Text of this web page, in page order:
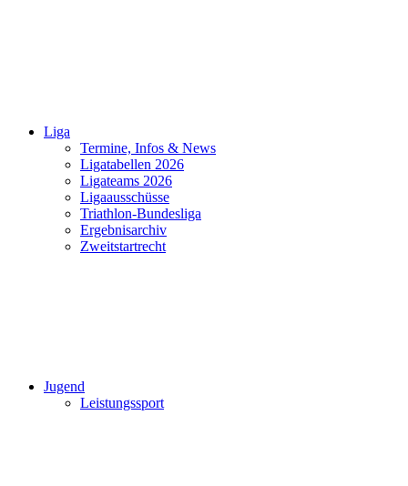
Liga
Termine, Infos & News
Ligatabellen 2026
Ligateams 2026
Ligaausschüsse
Triathlon-Bundesliga
Ergebnisarchiv
Zweitstartrecht
Jugend
Leistungssport